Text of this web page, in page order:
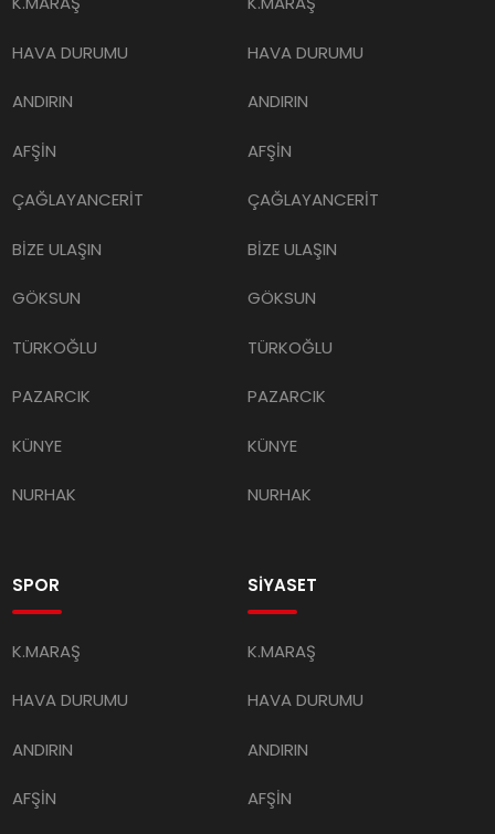
HAVA DURUMU
ANDIRIN
AFŞİN
ÇAĞLAYANCERİT
BİZE ULAŞIN
GÖKSUN
TÜRKOĞLU
PAZARCIK
KÜNYE
NURHAK
HAVA DURUMU
ANDIRIN
AFŞİN
ÇAĞLAYANCERİT
BİZE ULAŞIN
GÖKSUN
TÜRKOĞLU
PAZARCIK
KÜNYE
NURHAK
SPOR
K.MARAŞ
HAVA DURUMU
ANDIRIN
AFŞİN
SİYASET
K.MARAŞ
HAVA DURUMU
ANDIRIN
AFŞİN